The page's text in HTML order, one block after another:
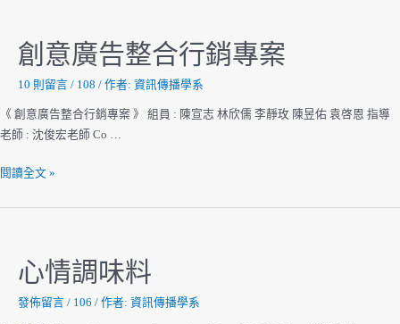
創意廣告整合行銷專案
10 則留言 / 108 / 作者: 資訊傳播學系
《 創意廣告整合行銷專案 》 組員 : 陳宣志 林欣儒 李靜玫 陳昱佑 袁啓恩 指導
老師 : 沈俊宏老師 Co …
創
閱讀全文 »
心情調味料
發佈留言 / 106 / 作者: 資訊傳播學系